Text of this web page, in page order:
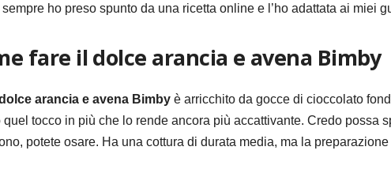
ho preso spunto da una ricetta online e l’ho adattata ai miei
fare il dolce arancia e avena Bimby
arancia e avena Bimbyè arricchito da gocce di cioccolato
quel tocco in più che lo rende ancora più accattivante. Credo possa
potete osare. Ha una cottura di durata media, ma la